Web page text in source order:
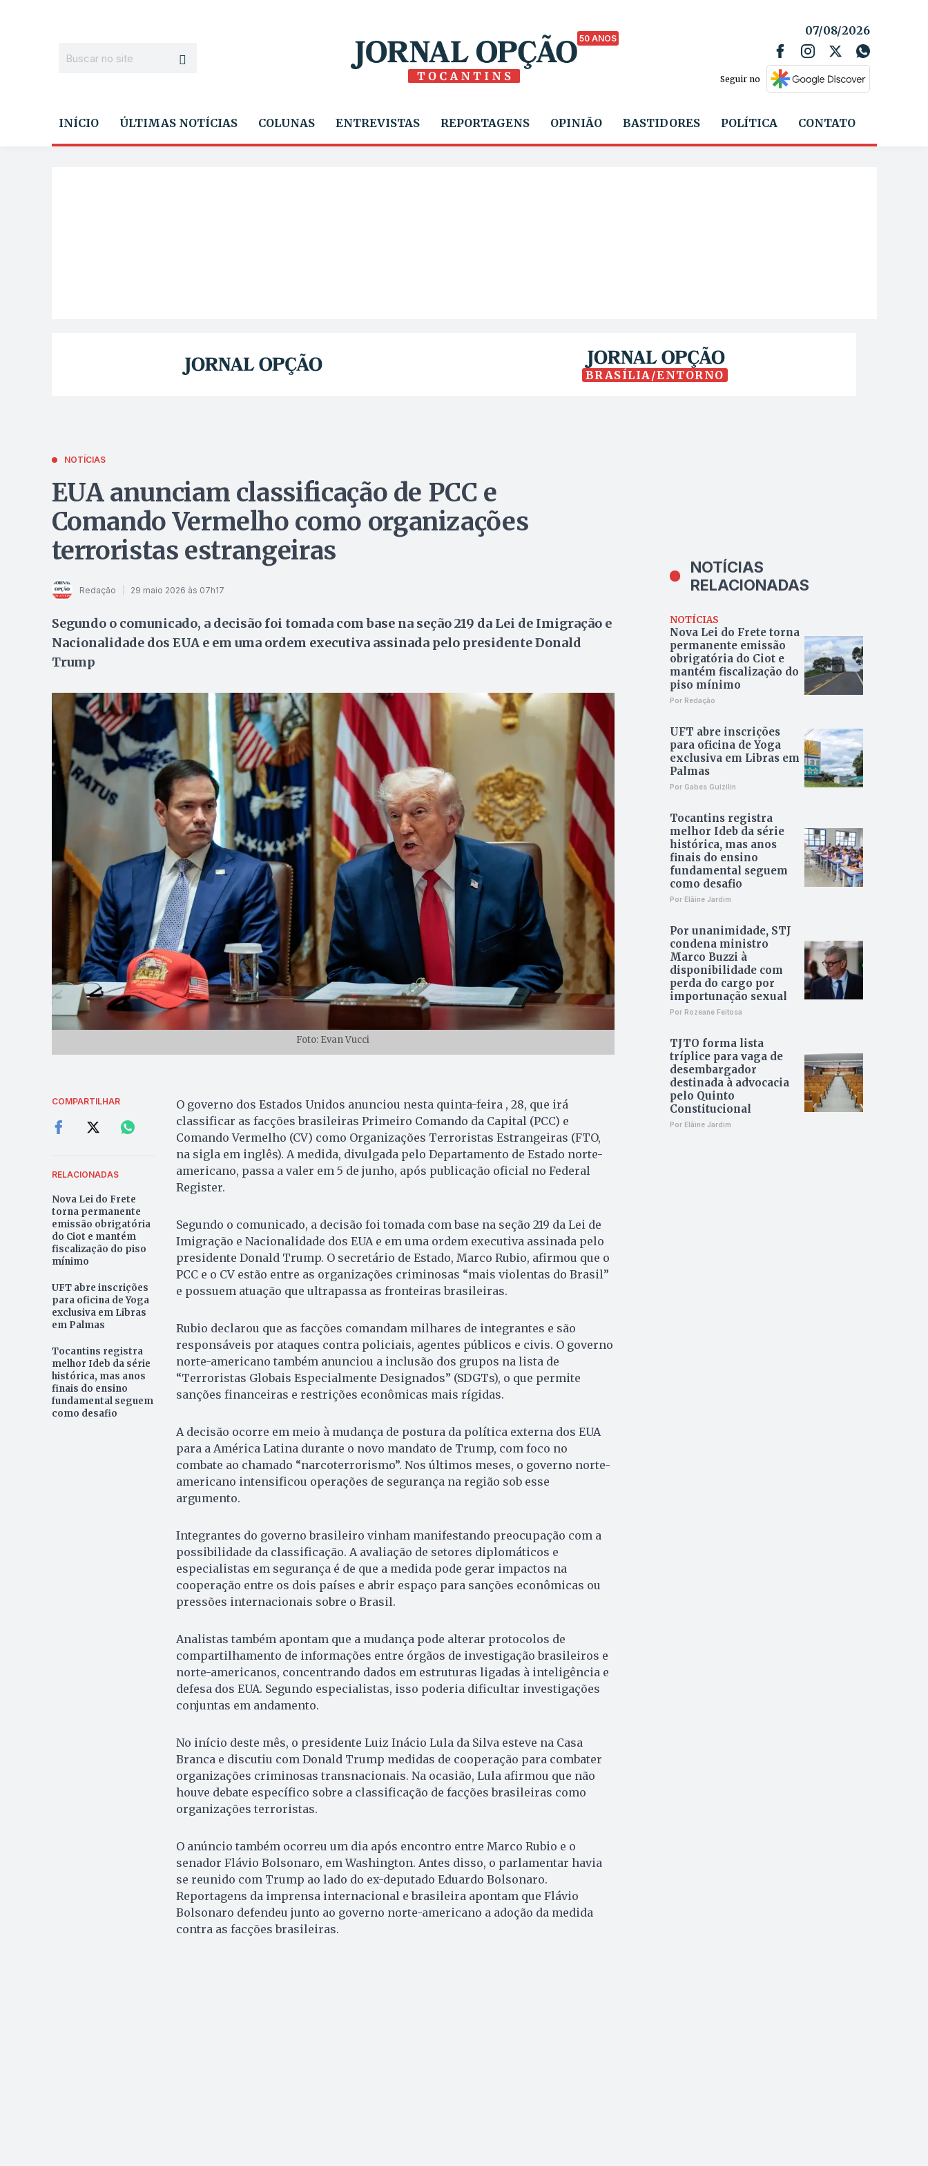
50 ANOS
07/08/2026
Seguir no
INÍCIO ÚLTIMAS NOTÍCIAS COLUNAS ENTREVISTAS REPORTAGENS OPINIÃO BASTIDORES POLÍTICA CONTATO
BRASÍLIA/ENTORNO
NOTÍCIAS
EUA anunciam classificação de PCC e
Comando Vermelho como organizações
terroristas estrangeiras
Redação 29 maio 2026 às 07h17
Segundo o comunicado, a decisão foi tomada com base na seção 219 da Lei de Imigração e
Nacionalidade dos EUA e em uma ordem executiva assinada pelo presidente Donald
Trump
Foto: Evan Vucci
COMPARTILHAR
RELACIONADAS
Nova Lei do Frete
torna permanente
emissão obrigatória
do Ciot e mantém
fiscalização do piso
mínimo
UFT abre inscrições
para oficina de Yoga
exclusiva em Libras
em Palmas
Tocantins registra
melhor Ideb da série
histórica, mas anos
finais do ensino
fundamental seguem
como desafio
O governo dos Estados Unidos anunciou nesta quinta-feira , 28, que irá
classificar as facções brasileiras Primeiro Comando da Capital (PCC) e
Comando Vermelho (CV) como Organizações Terroristas Estrangeiras (FTO,
na sigla em inglês). A medida, divulgada pelo Departamento de Estado norte-
americano, passa a valer em 5 de junho, após publicação oficial no Federal
Register.
Segundo o comunicado, a decisão foi tomada com base na seção 219 da Lei de
Imigração e Nacionalidade dos EUA e em uma ordem executiva assinada pelo
presidente Donald Trump. O secretário de Estado, Marco Rubio, afirmou que o
PCC e o CV estão entre as organizações criminosas “mais violentas do Brasil”
e possuem atuação que ultrapassa as fronteiras brasileiras.
Rubio declarou que as facções comandam milhares de integrantes e são
responsáveis por ataques contra policiais, agentes públicos e civis. O governo
norte-americano também anunciou a inclusão dos grupos na lista de
“Terroristas Globais Especialmente Designados” (SDGTs), o que permite
sanções financeiras e restrições econômicas mais rígidas.
A decisão ocorre em meio à mudança de postura da política externa dos EUA
para a América Latina durante o novo mandato de Trump, com foco no
combate ao chamado “narcoterrorismo”. Nos últimos meses, o governo norte-
americano intensificou operações de segurança na região sob esse
argumento.
Integrantes do governo brasileiro vinham manifestando preocupação com a
possibilidade da classificação. A avaliação de setores diplomáticos e
especialistas em segurança é de que a medida pode gerar impactos na
cooperação entre os dois países e abrir espaço para sanções econômicas ou
pressões internacionais sobre o Brasil.
Analistas também apontam que a mudança pode alterar protocolos de
compartilhamento de informações entre órgãos de investigação brasileiros e
norte-americanos, concentrando dados em estruturas ligadas à inteligência e
defesa dos EUA. Segundo especialistas, isso poderia dificultar investigações
conjuntas em andamento.
No início deste mês, o presidente Luiz Inácio Lula da Silva esteve na Casa
Branca e discutiu com Donald Trump medidas de cooperação para combater
organizações criminosas transnacionais. Na ocasião, Lula afirmou que não
houve debate específico sobre a classificação de facções brasileiras como
organizações terroristas.
O anúncio também ocorreu um dia após encontro entre Marco Rubio e o
senador Flávio Bolsonaro, em Washington. Antes disso, o parlamentar havia
se reunido com Trump ao lado do ex-deputado Eduardo Bolsonaro.
Reportagens da imprensa internacional e brasileira apontam que Flávio
Bolsonaro defendeu junto ao governo norte-americano a adoção da medida
contra as facções brasileiras.
NOTÍCIAS
RELACIONADAS
NOTÍCIAS
Nova Lei do Frete torna
permanente emissão
obrigatória do Ciot e
mantém fiscalização do
piso mínimo
Por Redação
UFT abre inscrições
para oficina de Yoga
exclusiva em Libras em
Palmas
Por Gabes Guizilin
Tocantins registra
melhor Ideb da série
histórica, mas anos
finais do ensino
fundamental seguem
como desafio
Por Elâine Jardim
Por unanimidade, STJ
condena ministro
Marco Buzzi à
disponibilidade com
perda do cargo por
importunação sexual
Por Rozeane Feitosa
TJTO forma lista
tríplice para vaga de
desembargador
destinada à advocacia
pelo Quinto
Constitucional
Por Elâine Jardim